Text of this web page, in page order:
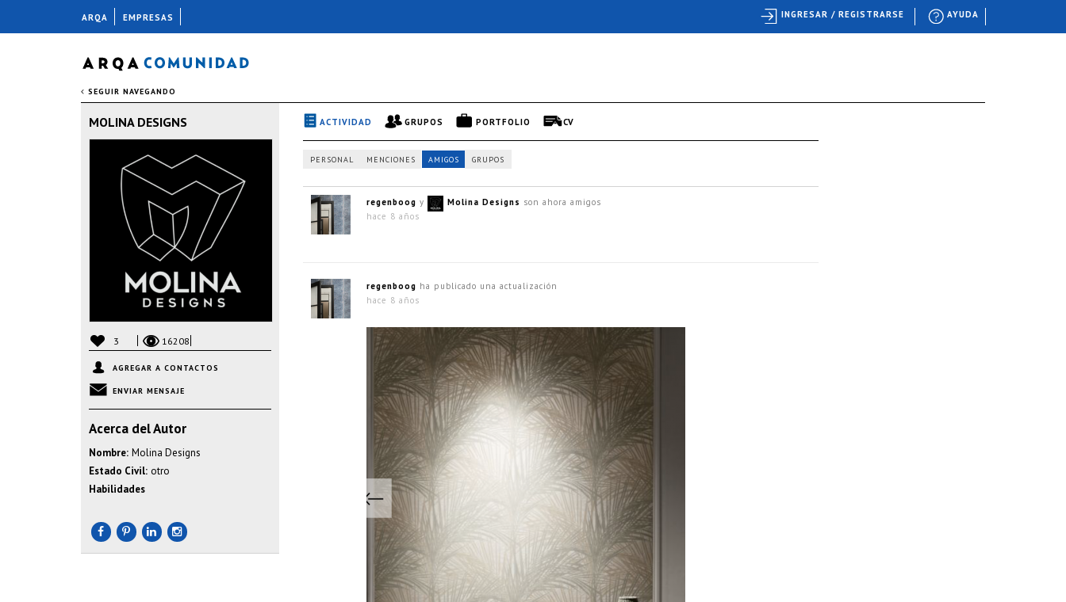
SEGUIR NAVEGANDO
MOLINA DESIGNS
3 16208
AGREGAR A CONTACTOS
ENVIAR MENSAJE
Acerca del Autor
Nombre: Molina Designs
Estado Civil: otro
Habilidades
ACTIVIDAD GRUPOS PORTFOLIO CV
PERSONAL MENCIONES AMIGOS GRUPOS
regenboog y Molina Designs son ahora amigos
hace 8 años
regenboog ha publicado una actualización
hace 8 años
ARQA EMPRESAS AYUDA
INGRESAR / REGISTRARSE